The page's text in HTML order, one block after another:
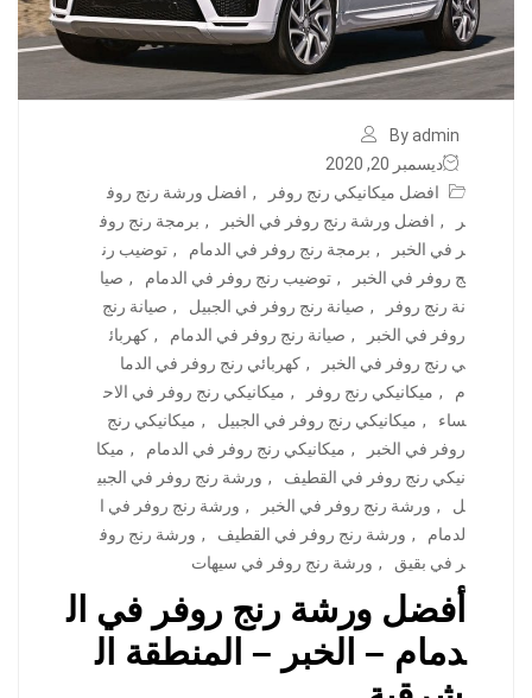
By admin
ديسمبر 20, 2020
افضل ميكانيكي رنج روفر
, افضل ورشة رنج روف
ر
, افضل ورشة رنج روفر في الخبر , برمجة رنج روف
ر في الخبر
, برمجة رنج روفر في الدمام , توضيب رن
ج روفر في الخبر
, توضيب رنج روفر في الدمام , صيا
نة رنج روفر
, صيانة رنج روفر في الجبيل , صيانة رنج
روفر في الخبر
, صيانة رنج روفر في الدمام , كهربائ
ي رنج روفر في الخبر
, كهربائي رنج روفر في الدما
م
, ميكانيكي رنج روفر , ميكانيكي رنج روفر في الاح
ساء
, ميكانيكي رنج روفر في الجبيل , ميكانيكي رنج
روفر في الخبر
, ميكانيكي رنج روفر في الدمام , ميكا
نيكي رنج روفر في القطيف
, ورشة رنج روفر في الجبي
ل
, ورشة رنج روفر في الخبر , ورشة رنج روفر في ا
لدمام
, ورشة رنج روفر في القطيف , ورشة رنج روف
ر في بقيق
, ورشة رنج روفر في سيهات
أفضل ورشة رنج روفر في ال
دمام – الخبر – المنطقة ال